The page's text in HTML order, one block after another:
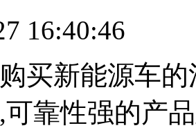
16:40:46
买新能源车
可靠性强的产